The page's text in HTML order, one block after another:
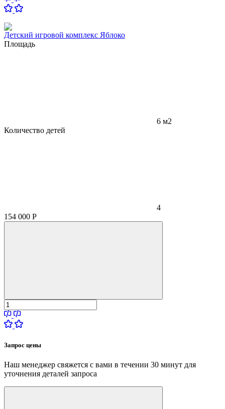
Детский игровой комплекс Яблоко
Площадь
6 м2
Количество детей
4
154 000 Р
Запрос цены
Наш менеджер свяжется с вами в течении 30 минут для
уточнения деталей запроса